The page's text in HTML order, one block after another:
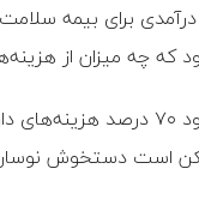
برای بیمه
چه میزان از
وی افزود: به طور معمول
ممکن است دستخوش